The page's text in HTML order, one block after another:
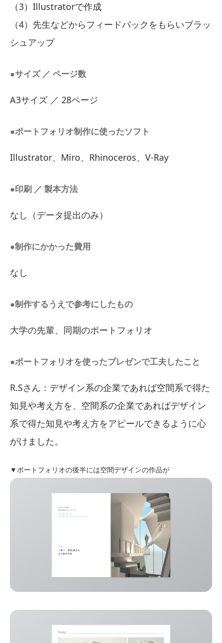
（3）Illustratorで作成
（4）先生などからフィードバックをもらいブラッ
シュアップ
●サイズ ／ ページ数
A3サイズ ／ 28ページ
●ポートフォリオ制作に使ったソフト
Illustrator、Miro、Rhinoceros、V-Ray
●印刷 ／ 製本方法
なし（データ提出のみ）
●制作にかかった費用
なし
●制作するうえで参考にしたもの
大学の先輩、同期のポートフォリオ
●ポートフォリオを使ったプレゼンで工夫したこと
R.Sさん：デザイン系の企業であれば空間系で得た
知見や考え方を、空間系の企業であればデザイン
系で得た知見や考え方をアピールできるように心
がけました。
▼ポートフォリオの後半には空間デザインの作品が